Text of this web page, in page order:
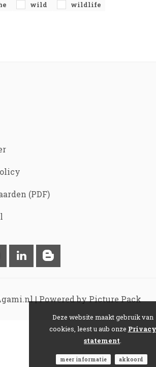
wild wildlife
(PDF)
|Powered by Picture Pack
Deze website maakt gebruik van
cookies, leest u aub onze Privacy
statement
meer informatie akkoord